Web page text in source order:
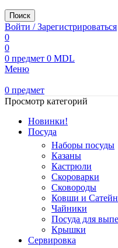
Поиск
Войти / Зарегистрироваться
0
0
0 предмет 0 MDL
Меню
0 предмет
Просмотр категорий
Новинки!
Посуда
Наборы посуды
Казаны
Кастрюли
Скороварки
Сковороды
Ковши и
Чайники
Посуда для
Крышки
Сервировка